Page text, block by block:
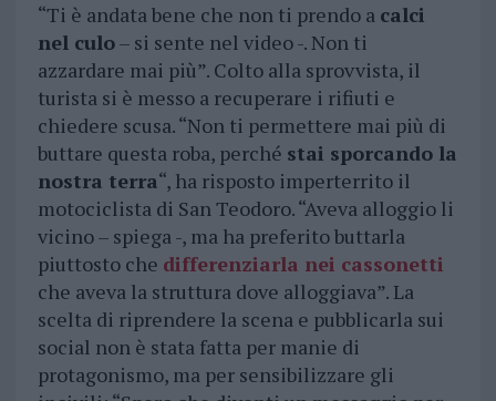
“Ti è andata bene che non ti prendo a calci
nel culo– si sente nel video -. Non ti
azzardare mai più”. Colto alla sprovvista, il
turista si è messo a recuperare i rifiuti e
chiedere scusa. “Non ti permettere mai più di
buttare questa roba, perché stai sporcando la
nostra terra“, ha risposto imperterrito il
motociclista di San Teodoro. “Aveva alloggio li
vicino – spiega -, ma ha preferito buttarla
piuttosto che differenziarla nei cassonetti
che aveva la struttura dove alloggiava”. La
scelta di riprendere la scena e pubblicarla sui
social non è stata fatta per manie di
protagonismo, ma per sensibilizzare gli